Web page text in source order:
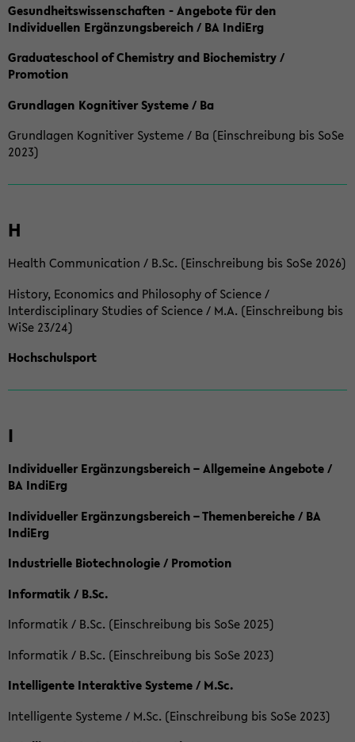
Gesundheitswissenschaften - Angebote für den
Individuellen Ergänzungsbereich / BA IndiErg
Graduateschool of Chemistry and Biochemistry /
Promotion
Grundlagen Kognitiver Systeme / Ba
Grundlagen Kognitiver Systeme / Ba (Einschreibung bis SoSe
2023)
H
Health Communication / B.Sc. (Einschreibung bis SoSe 2026)
History, Economics and Philosophy of Science /
Interdisciplinary Studies of Science / M.A. (Einschreibung bis
WiSe 23/24)
Hochschulsport
I
Individueller Ergänzungsbereich – Allgemeine Angebote /
BA IndiErg
Individueller Ergänzungsbereich – Themenbereiche / BA
IndiErg
Industrielle Biotechnologie / Promotion
Informatik / B.Sc.
Informatik / B.Sc. (Einschreibung bis SoSe 2025)
Informatik / B.Sc. (Einschreibung bis SoSe 2023)
Intelligente Interaktive Systeme / M.Sc.
Intelligente Systeme / M.Sc. (Einschreibung bis SoSe 2023)